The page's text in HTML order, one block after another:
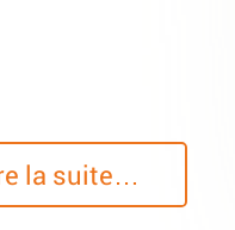
la suite…